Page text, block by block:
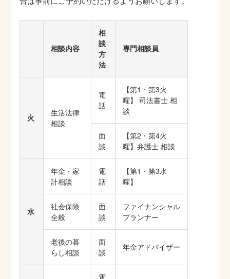
相談内容
相
談
方
法
専門相談員
火
生活法律
相談
電
話
【第1・第3火
曜】 司法書士 相
談
面
談
【第2・第4火
曜】弁護士 相談
水
年金・家
計相談
電
話
【第1・第3水
曜】
社会保険
全般
面
談
ファイナンシャル
プランナー
老後の暮
らし相談
面
談
年金アドバイザー
電